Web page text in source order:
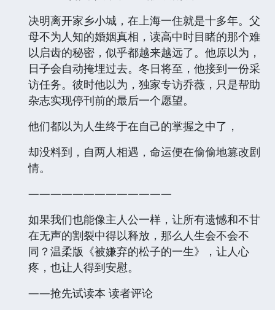
决明离开家乡小城，在上海一住就是十多年。父
母不为人知的婚姻真相，读高中时目睹的那个难
以启齿的秘密，似乎都越来越远了。他原以为，
日子会自动掩埋过去。冬日将至，他接到一份采
访任务。彼时他以为，独家专访乔薇，只是帮助
杂志实现停刊前的最后一个愿望。
他们都以为人生终于在自己的掌握之中了，
却没料到，自两人相遇，命运便在偷偷地篡改剧
情。
—————————————
如果我们也能像主人公一样，让所有遗憾和不甘
在无声的割裂中得以释放，那么人生会不会不
同？温柔版《被嫌弃的松子的一生》，让人心
疼，也让人得到安慰。
——抢先试读本 读者评论